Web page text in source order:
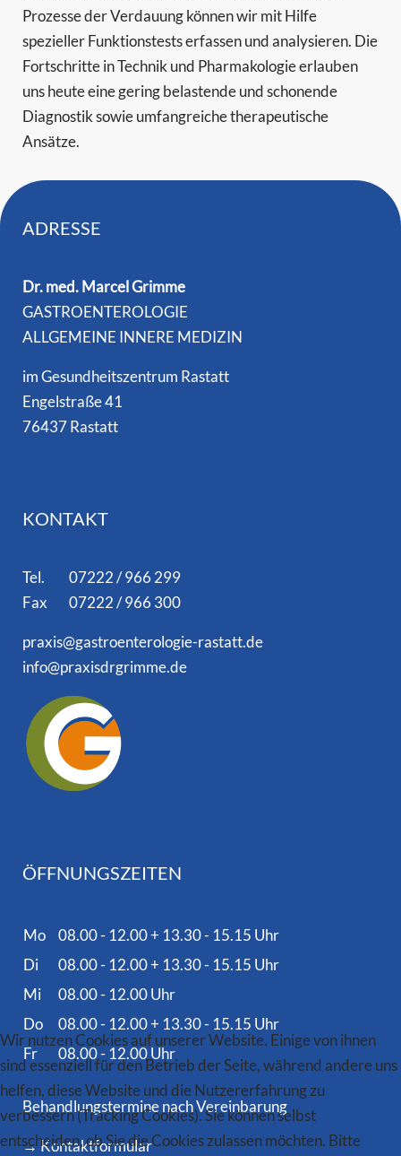
Prozesse der Verdauung können wir mit Hilfe
spezieller Funktionstests erfassen und analysieren. Die
Fortschritte in Technik und Pharmakologie erlauben
uns heute eine gering belastende und schonende
Diagnostik sowie umfangreiche therapeutische
Ansätze.
ADRESSE
Dr. med. Marcel Grimme
GASTROENTEROLOGIE
ALLGEMEINE INNERE MEDIZIN
im Gesundheitszentrum Rastatt
Engelstraße 41
76437 Rastatt
KONTAKT
Tel. 07222 / 966 299
Fax 07222 / 966 300
praxis@gastroenterologie-rastatt.de
info@praxisdrgrimme.de
ÖFFNUNGSZEITEN
Mo
08.00 - 12.00 + 13.30 - 15.15 Uhr
Di
08.00 - 12.00 + 13.30 - 15.15 Uhr
Mi
08.00 - 12.00 Uhr
Do
08.00 - 12.00 + 13.30 - 15.15 Uhr
Fr
08.00 - 12.00 Uhr
Behandlungstermine nach Vereinbarung
→ Kontaktformular
Wir nutzen Cookies auf unserer Website. Einige von ihnen
sind essenziell für den Betrieb der Seite, während andere uns
helfen, diese Website und die Nutzererfahrung zu
verbessern (Tracking Cookies). Sie können selbst
entscheiden, ob Sie die Cookies zulassen möchten. Bitte